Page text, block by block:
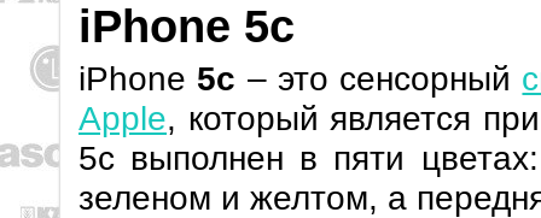
iPhone 5c
iPhone 5c – это сенсорный
Apple, который является
5c выполнен в пяти
зеленом и желтом, а